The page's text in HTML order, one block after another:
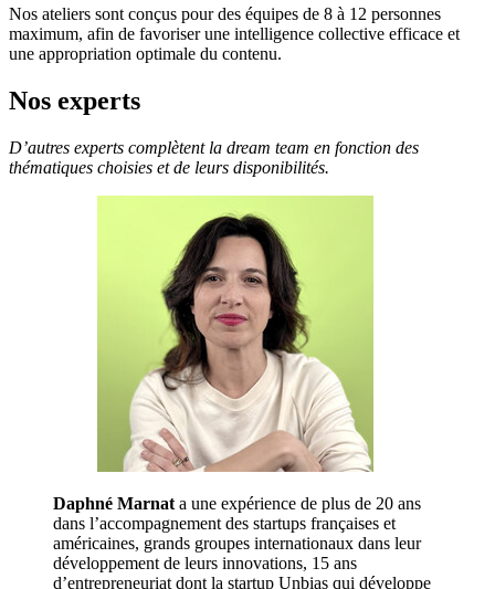
Nos ateliers sont conçus pour des équipes de 8 à 12 personnes
maximum, afin de favoriser une intelligence collective efficace et
une appropriation optimale du contenu.
Nos experts
D’autres experts complètent la dream team en fonction des
thématiques choisies et de leurs disponibilités.
Daphné Marnat a une expérience de plus de 20 ans
dans l’accompagnement des startups françaises et
américaines, grands groupes internationaux dans leur
développement de leurs innovations, 15 ans
d’entrepreneuriat dont la startup Unbias qui développe